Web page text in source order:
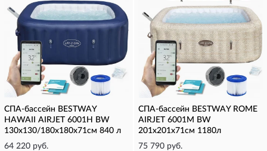
СПА-бассейн BESTWAY
HAWAII AIRJET 6001H BW
130х130/180х180х71см 840 л
64 220 руб.
СПА-бассейн BESTWAY ROME
AIRJET 6001M BW
201х201х71см 1180л
75 790 руб.